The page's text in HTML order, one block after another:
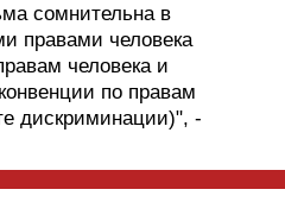
сомнительна в
правами человека
человека и
по правам
дискриминации)", -